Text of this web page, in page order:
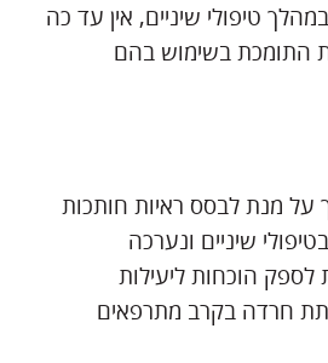
טיפולי שיניים, אין עד כה
התומכת בשימוש בהם
על מנת לבסס ראיות חותכות
שיניים ונערכה
הוכחות ליעילות
חרדה בקרב מתרפאים